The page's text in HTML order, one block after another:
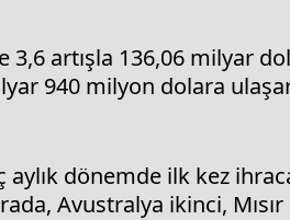
3,6 artışla 136,06 milyar
940 milyon dolara
dönemde ilk kez
Avustralya ikinci,